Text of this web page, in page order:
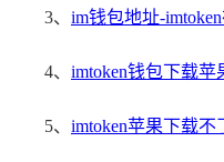
3、 im钱包地址-
4、 imtoken钱包下载苹
5、 imtoken苹果下载不